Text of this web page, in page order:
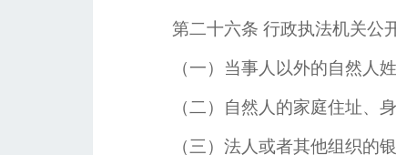
第二十六条 行政执法机关公
（一）当事人以外的自然人姓
（二）自然人的家庭住址、
（三）法人或者其他组织的